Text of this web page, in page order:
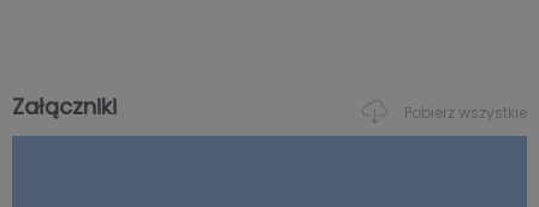
Załączniki Pobierz wszystkie